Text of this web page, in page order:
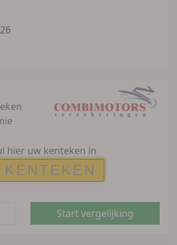
hier uw kenteken in
Start vergelijking